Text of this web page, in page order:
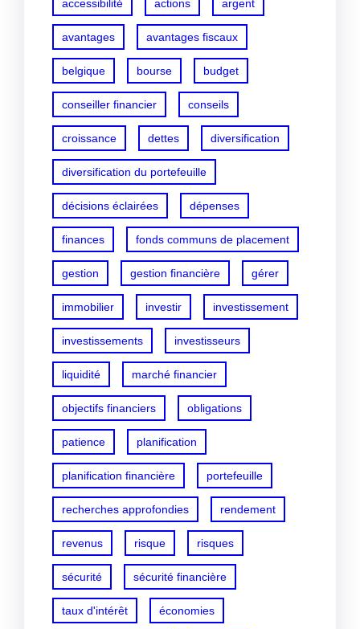
accessibilité actions argent
avantages avantages fiscaux
belgique bourse budget
conseiller financier conseils
croissance dettes diversification
diversification du portefeuille
décisions éclairées dépenses
finances fonds communs de placement
gestion gestion financière gérer
immobilier investir investissement
investissements investisseurs
liquidité marché financier
objectifs financiers obligations
patience planification
planification financière portefeuille
recherches approfondies rendement
revenus risque risques
sécurité sécurité financière
taux d'intérêt économies